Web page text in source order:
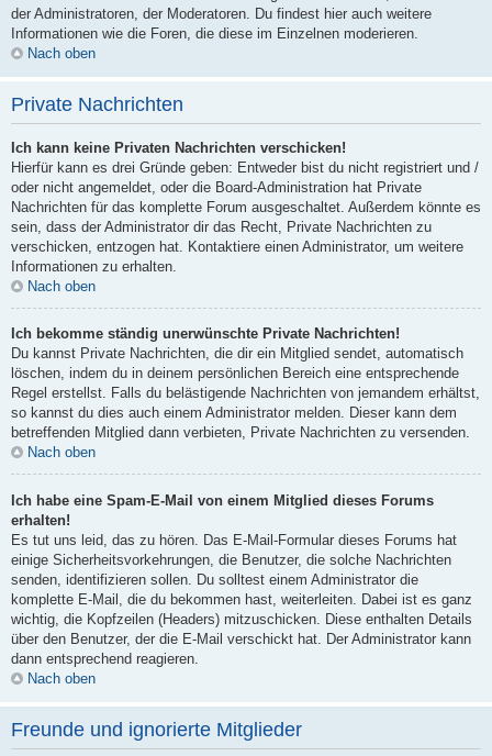
der Administratoren, der Moderatoren. Du findest hier auch weitere
Informationen wie die Foren, die diese im Einzelnen moderieren.
Nach oben
Private Nachrichten
Ich kann keine Privaten Nachrichten verschicken!
Hierfür kann es drei Gründe geben: Entweder bist du nicht registriert und /
oder nicht angemeldet, oder die Board-Administration hat Private
Nachrichten für das komplette Forum ausgeschaltet. Außerdem könnte es
sein, dass der Administrator dir das Recht, Private Nachrichten zu
verschicken, entzogen hat. Kontaktiere einen Administrator, um weitere
Informationen zu erhalten.
Nach oben
Ich bekomme ständig unerwünschte Private Nachrichten!
Du kannst Private Nachrichten, die dir ein Mitglied sendet, automatisch
löschen, indem du in deinem persönlichen Bereich eine entsprechende
Regel erstellst. Falls du belästigende Nachrichten von jemandem erhältst,
so kannst du dies auch einem Administrator melden. Dieser kann dem
betreffenden Mitglied dann verbieten, Private Nachrichten zu versenden.
Nach oben
Ich habe eine Spam-E-Mail von einem Mitglied dieses Forums
erhalten!
Es tut uns leid, das zu hören. Das E-Mail-Formular dieses Forums hat
einige Sicherheitsvorkehrungen, die Benutzer, die solche Nachrichten
senden, identifizieren sollen. Du solltest einem Administrator die
komplette E-Mail, die du bekommen hast, weiterleiten. Dabei ist es ganz
wichtig, die Kopfzeilen (Headers) mitzuschicken. Diese enthalten Details
über den Benutzer, der die E-Mail verschickt hat. Der Administrator kann
dann entsprechend reagieren.
Nach oben
Freunde und ignorierte Mitglieder